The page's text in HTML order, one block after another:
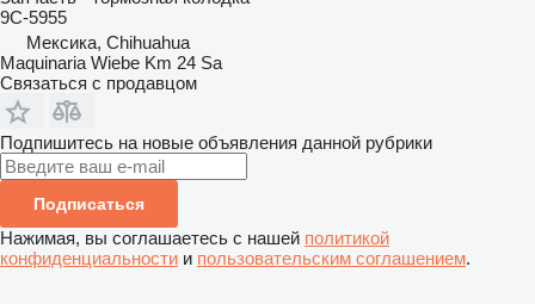
9C-5955
Мексика, Chihuahua
Maquinaria Wiebe Km 24 Sa
Связаться с продавцом
Подпишитесь на новые объявления данной рубрики
Подписаться
Нажимая, вы соглашаетесь с нашей политикой
конфиденциальности и пользовательским соглашением.